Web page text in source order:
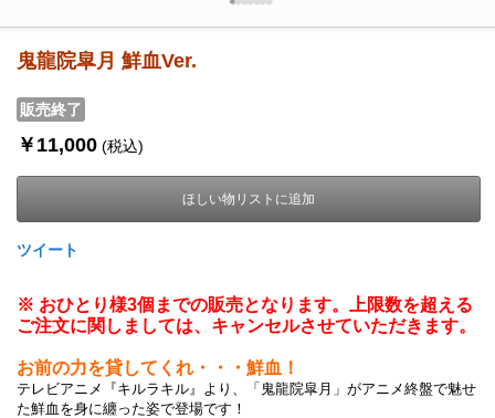
鬼龍院皐月 鮮血Ver.
販売終了
￥11,000 (税込)
ほしい物リストに追加
ツイート
※ おひとり様3個までの販売となります。上限数を超える
ご注文に関しましては、キャンセルさせていただきます。
お前の力を貸してくれ・・・鮮血！
テレビアニメ『キルラキル』より、「鬼龍院皐月」がアニメ終盤で魅せ
た鮮血を身に纏った姿で登場です！